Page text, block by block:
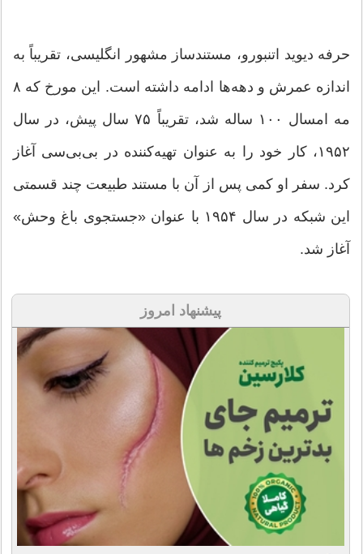
حرفه دیوید اتنبورو، مستندساز مشهور انگلیسی، تقریباً به
اندازه عمرش و دهه‌ها ادامه داشته است. این مورخ که ۸
مه امسال ۱۰۰ ساله شد، تقریباً ۷۵ سال پیش، در سال
۱۹۵۲، کار خود را به عنوان تهیه‌کننده در بی‌بی‌سی آغاز
کرد. سفر او کمی پس از آن با مستند طبیعت چند قسمتی
این شبکه در سال ۱۹۵۴ با عنوان «جستجوی باغ وحش»
آغاز شد.
پیشنهاد امروز